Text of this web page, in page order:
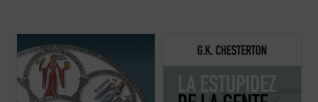
La Belleza en la Palabra
contribución única para devolver la
realidad al centro del aprendizaje. A los
interrogantes ¿qué es una buena
educación? o ¿para qué sirve?, Stratford
Caldecott ensaya una respuesta arrojando
una nueva ...(ver ficha)
Este es el volumen siete de la colección de
artículos publicados en el semanario
es dispersa sino precisa, rebosante en
ingenio y humor hasta la ...
(ver ficha)